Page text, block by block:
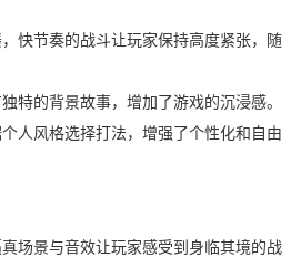
快节奏的战斗让玩家保持高度紧张，随
特的背景故事，增加了游戏的沉浸感。
人风格选择打法，增强了个性化和自由
场景与音效让玩家感受到身临其境的战